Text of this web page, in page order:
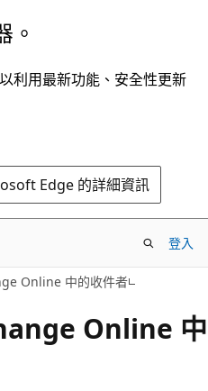
。
利用最新功能、安全性更新
Edge 的詳細資訊
登入
Online 中的收件者
Online 中